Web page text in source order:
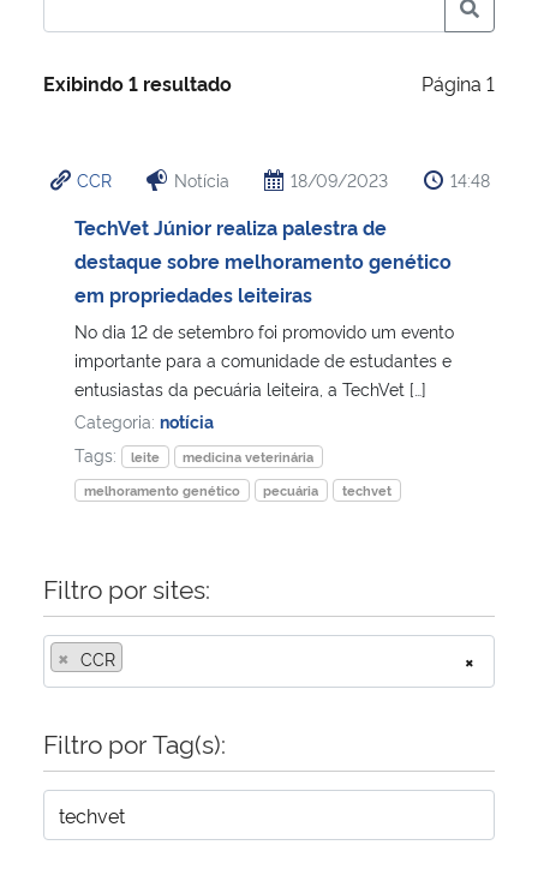
Ministério da Cidadania
Ministério de Minas e Energia
Ministério da Ciência, Tecnologia, Inovações e Comunicações
Ministério do Meio Ambiente
Ministério do Turismo
Ministério da Mulher, da Família e dos Direitos Humanos
Secretaria-Geral
Secretaria de Governo
Exibindo 1 resultado Página 1
CCR Notícia 18/09/2023 14:48
TechVet Júnior realiza palestra de
destaque sobre melhoramento genético
em propriedades leiteiras
No dia 12 de setembro foi promovido um evento
importante para a comunidade de estudantes e
entusiastas da pecuária leiteira, a TechVet […]
Categoria: notícia
Tags:
leite
medicina veterinária
melhoramento genético
pecuária techvet
Filtro por sites:
×
× CCR
Filtro por Tag(s):